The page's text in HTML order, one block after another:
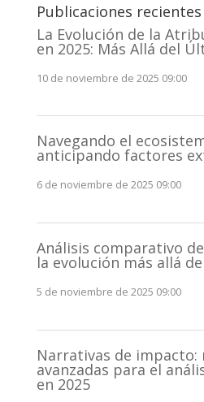
Publicaciones recientes
La Evolución de la
en 2025: Más Allá del
10 de noviembre de 2025 09:00
Navegando el
anticipando factores
6 de noviembre de 2025 09:00
Análisis comparativo
la evolución más allá
5 de noviembre de 2025 09:00
Narrativas de impacto:
avanzadas para el
en 2025